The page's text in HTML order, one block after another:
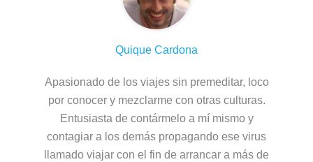
Quique Cardona
Apasionado de los viajes sin premeditar, loco
por conocer y mezclarme con otras culturas.
Entusiasta de contármelo a mí mismo y
contagiar a los demás propagando ese virus
llamado viajar con el fin de arrancar a más de